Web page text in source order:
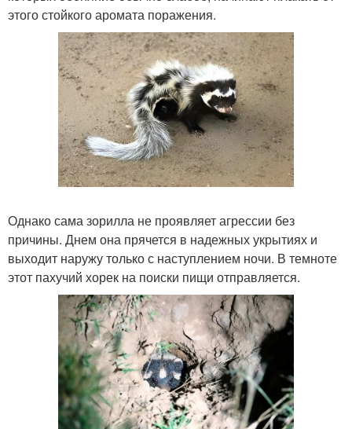
этого стойкого аромата поражения.
Однако сама зорилла не проявляет агрессии без
причины. Днем она прячется в надежных укрытиях и
выходит наружу только с наступлением ночи. В темноте
этот пахучий хорек на поиски пищи отправляется.